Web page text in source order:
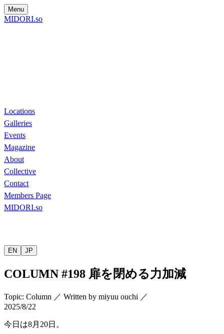
Menu
MIDORI.so
Locations
Galleries
Events
Magazine
About
Collective
Contact
Members Page
MIDORI.so
EN JP
COLUMN #198 扉を閉める力加減
Topic: Column ／ Written by miyuu ouchi ／
2025/8/22
今日は8月 20日。